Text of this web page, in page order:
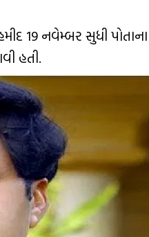
19 નવેમ્બર સુધી
હતી.